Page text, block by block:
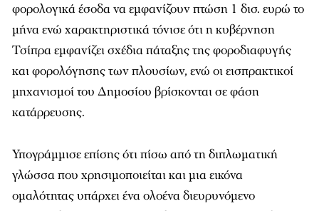
φορολογικά έσοδα να εμφανίζουν πτώση 1 δισ. ευρώ το
μήνα ενώ χαρακτηριστικά τόνισε ότι η κυβέρνηση
Τσίπρα εμφανίζει σχέδια πάταξης της φοροδιαφυγής
και φορολόγησης των πλουσίων, ενώ οι εισπρακτικοί
μηχανισμοί του Δημοσίου βρίσκονται σε φάση
κατάρρευσης.
Υπογράμμισε επίσης ότι πίσω από τη διπλωματική
γλώσσα που χρησιμοποιείται και μια εικόνα
ομαλότητας υπάρχει ένα ολοένα διευρυνόμενο